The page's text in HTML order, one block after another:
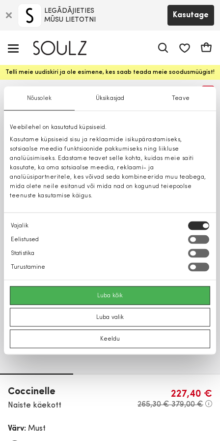
Nõusolek Üksikasjad Teave
Veebilehel on kasutatud küpsiseid.
Kasutame küpsiseid sisu ja reklaamide isikupärastamiseks,
sotsiaalse meedia funktsioonide pakkumiseks ning liikluse
analüüsimiseks. Edastame teavet selle kohta, kuidas meie saiti
kasutate, ka oma sotsiaalse meedia, reklaami- ja
analüüsipartneritele, kes võivad seda kombineerida muu teabega,
mida olete neile esitanud või mida nad on kogunud teiepoolse
teenuste kasutamise käigus.
Nõusoleku
valik
Vajalik
Eelistused
Statistika
Turustamine
Luba kõik
Luba valik
Keeldu
LEGĀDĀJIETIES
MŪSU LIETOTNI
Kasutage
Telli meie uudiskiri ja ole esimene, kes saab teada meie soodusmüügist!
Coccinelle
Naiste käekott
227,40 €
265,30 €379,00 €
Värv: Must